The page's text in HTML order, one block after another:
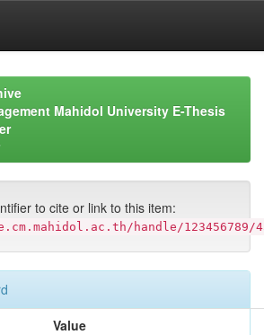
Mahidol University E-Thesis
to cite or link to this item:
handle/123456789/
Value